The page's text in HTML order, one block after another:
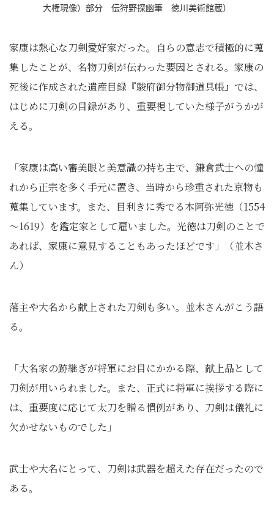
大権現像）部分 伝狩野探幽筆 徳川美術館蔵）
家康は熱心な刀剣愛好家だった。自らの意志で積極的に蒐
集したことが、名物刀剣が伝わった要因とされる。家康の
死後に作成された遺産目録『駿府御分物御道具帳』では、
はじめに刀剣の目録があり、重要視していた様子がうかが
える。
「家康は高い審美眼と美意識の持ち主で、鎌倉武士への憧
れから正宗を多く手元に置き、当時から珍重された京物も
蒐集しています。また、目利きに秀でる本阿弥光徳（1554
～1619）を鑑定家として雇いました。光徳は刀剣のことで
あれば、家康に意見することもあったほどです」（並木さ
ん）
藩主や大名から献上された刀剣も多い。並木さんがこう語
る。
「大名家の跡継ぎが将軍にお目にかかる際、献上品として
刀剣が用いられました。また、正式に将軍に挨拶する際に
は、重要度に応じて太刀を贈る慣例があり、刀剣は儀礼に
欠かせないものでした」
武士や大名にとって、刀剣は武器を超えた存在だったので
ある。